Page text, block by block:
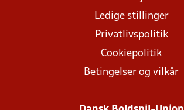
Ledige stillinger
Privatlivspolitik
Cookiepolitik
Betingelser og vilkår